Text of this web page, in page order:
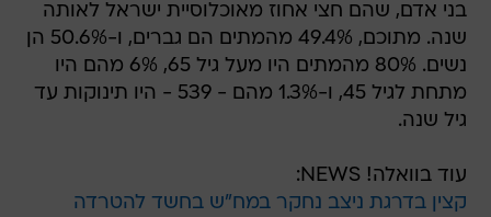
בני אדם, שהם חצי אחוז מאוכלוסיית ישראל לאותה
שנה. מתוכם, 49.4% מהמתים הם גברים, ו-50.6% הן
נשים. 80% מהמתים היו מעל גיל 65, 6% מהם היו
מתחת לגיל 45, ו-1.3% מהם - 539 - היו תינוקות עד
גיל שנה.
עוד בוואלה! NEWS:
קצין בדרגת ניצב נחקר במח"ש בחשד להטרדה